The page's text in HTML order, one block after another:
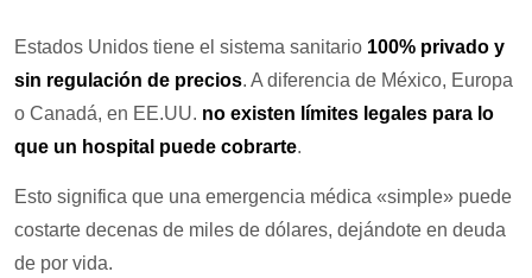
Estados Unidos tiene el sistema sanitario 100% privado y
sin regulación de precios. A diferencia de México, Europa
o Canadá, en EE.UU. no existen límites legales para lo
que un hospital puede cobrarte.
Esto significa que una emergencia médica «simple» puede
costarte decenas de miles de dólares, dejándote en deuda
de por vida.